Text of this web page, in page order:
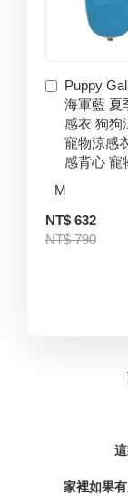
Puppy
海軍藍 夏
感衣 狗狗
寵物涼感
感背心 寵
NT$ 632
NT$ 790
家裡如果